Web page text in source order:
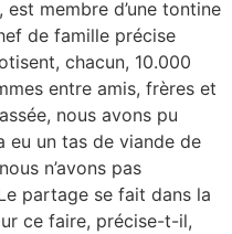
membre d’une tontine
de famille précise
chacun, 10.000
entre amis, frères et
nous avons pu
un tas de viande de
n’avons pas
partage se fait dans la
ce faire, précise-t-il,